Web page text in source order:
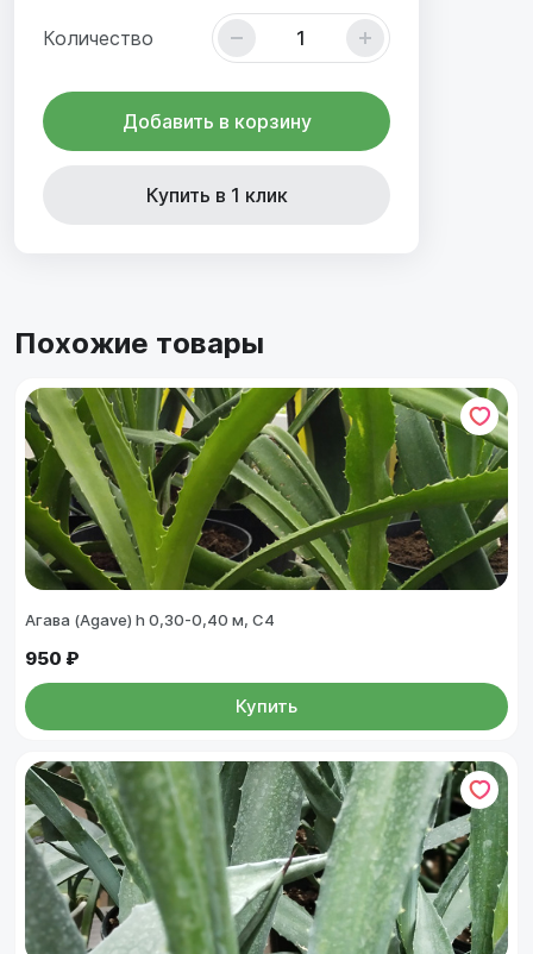
Количество
Добавить в корзину
Купить в 1 клик
Похожие товары
Агава (Agave) h 0,30-0,40 м, С4
950 ₽
Купить